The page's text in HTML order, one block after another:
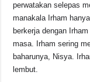
perwatakan selepas
manakala Irham
berkerja dengan
masa. Irham sering
baharunya, Nisya.
lembut.